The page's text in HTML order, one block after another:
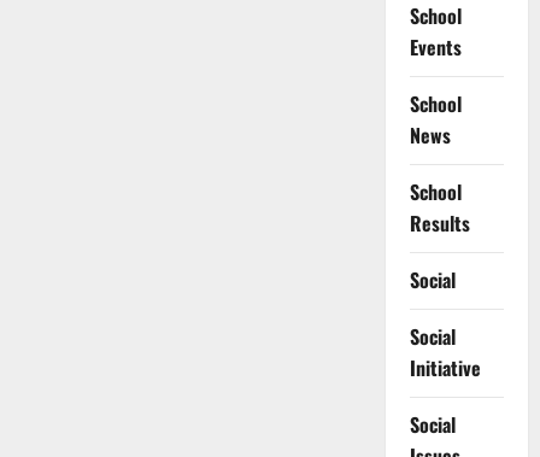
School
Events
School
News
School
Results
Social
Social
Initiative
Social